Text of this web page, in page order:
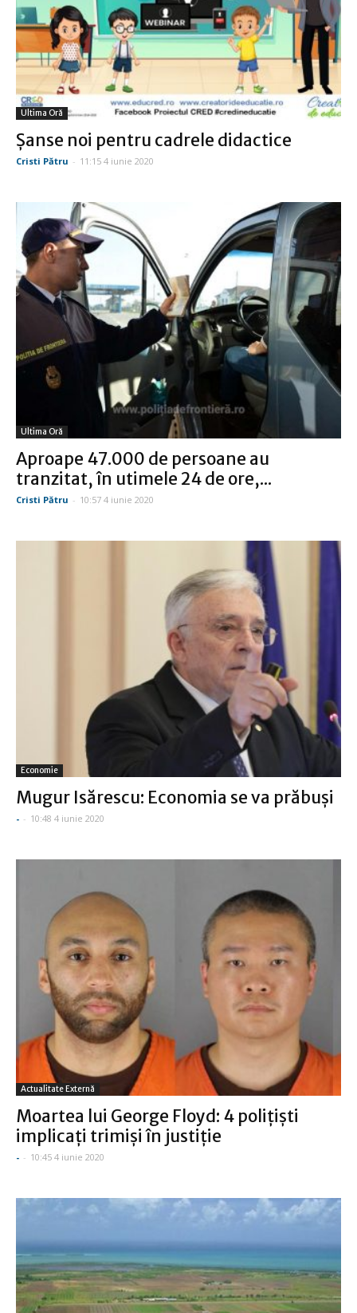
Ultima Oră
Şanse noi pentru cadrele didactice
Cristi Pătru - 11:15 4 iunie 2020
Ultima Oră
Aproape 47.000 de persoane au
tranzitat, în utimele 24 de ore,...
Cristi Pătru - 10:57 4 iunie 2020
Economie
Mugur Isărescu: Economia se va prăbuşi
- - 10:48 4 iunie 2020
Actualitate Externă
Moartea lui George Floyd: 4 poliţişti
implicaţi trimişi în justiţie
- - 10:45 4 iunie 2020